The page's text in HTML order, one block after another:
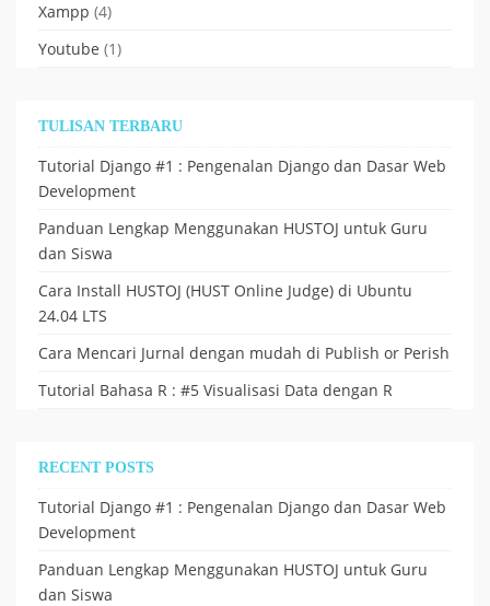
Xampp (4)
Youtube (1)
TULISAN TERBARU
Tutorial Django #1 : Pengenalan Django dan Dasar Web
Development
Panduan Lengkap Menggunakan HUSTOJ untuk Guru
dan Siswa
Cara Install HUSTOJ (HUST Online Judge) di Ubuntu
24.04 LTS
Cara Mencari Jurnal dengan mudah di Publish or Perish
Tutorial Bahasa R : #5 Visualisasi Data dengan R
RECENT POSTS
Tutorial Django #1 : Pengenalan Django dan Dasar Web
Development
Panduan Lengkap Menggunakan HUSTOJ untuk Guru
dan Siswa